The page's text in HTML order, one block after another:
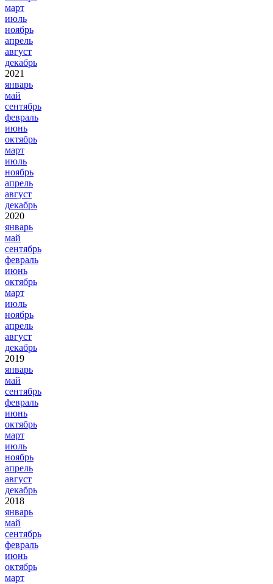
март
июль
ноябрь
апрель
август
декабрь
2021
январь
май
сентябрь
февраль
июнь
октябрь
март
июль
ноябрь
апрель
август
декабрь
2020
январь
май
сентябрь
февраль
июнь
октябрь
март
июль
ноябрь
апрель
август
декабрь
2019
январь
май
сентябрь
февраль
июнь
октябрь
март
июль
ноябрь
апрель
август
декабрь
2018
январь
май
сентябрь
февраль
июнь
октябрь
март